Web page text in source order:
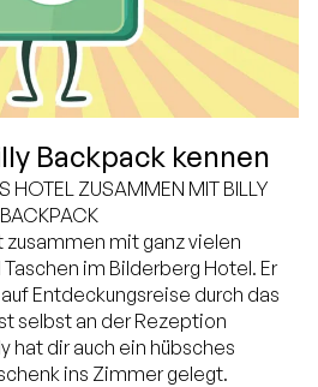
Backpack kennen
HOTEL ZUSAMMEN MIT BILLY
BACKPACK
zusammen mit ganz vielen
im Bilderberg Hotel. Er
Entdeckungsreise durch das
selbst an der Rezeption
hat dir auch ein hübsches
ins Zimmer gelegt.